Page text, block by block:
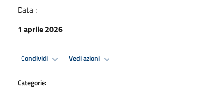
Data :
1 aprile 2026
Condividi Vedi azioni
Categorie: